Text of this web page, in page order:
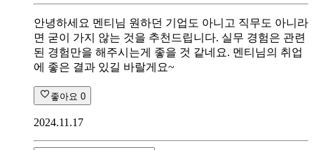
안녕하세요 멘티님 원하던 기업도 아니고 직무도 아니라
면 굳이 가지 않는 것을 추천드립니다. 실무 경험은 관련
된 경험만을 해주시는게 좋을 것 같네요. 멘티님의 취업
에 좋은 결과 있길 바랄게요~
좋아요 0
2024.11.17